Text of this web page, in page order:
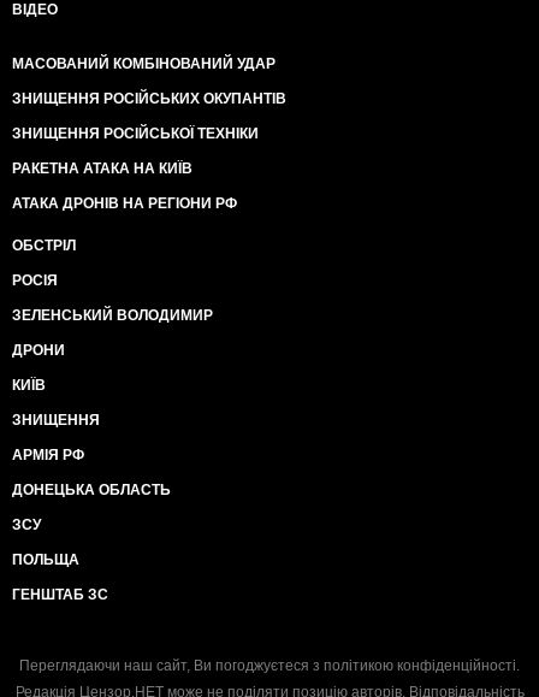
ВІДЕО
МАСОВАНИЙ КОМБІНОВАНИЙ УДАР
ЗНИЩЕННЯ РОСІЙСЬКИХ ОКУПАНТІВ
ЗНИЩЕННЯ РОСІЙСЬКОЇ ТЕХНІКИ
РАКЕТНА АТАКА НА КИЇВ
АТАКА ДРОНІВ НА РЕГІОНИ РФ
ОБСТРІЛ
РОСІЯ
ЗЕЛЕНСЬКИЙ ВОЛОДИМИР
ДРОНИ
КИЇВ
ЗНИЩЕННЯ
АРМІЯ РФ
ДОНЕЦЬКА ОБЛАСТЬ
ЗСУ
ПОЛЬЩА
ГЕНШТАБ ЗС
Переглядаючи наш сайт, Ви погоджуєтеся з політикою конфіденційності.
Редакція Цензор.НЕТ може не поділяти позицію авторів. Відповідальність